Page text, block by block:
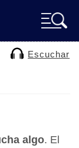
Escuchar
algo. El